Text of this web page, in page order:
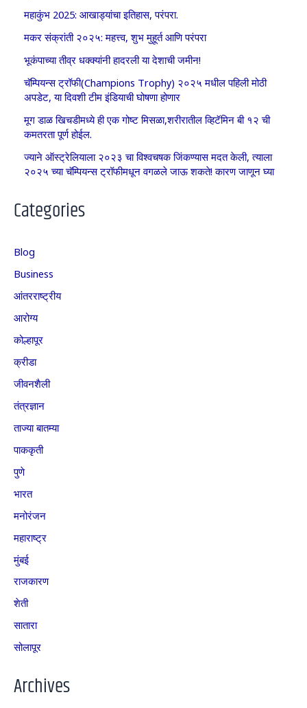
महाकुंभ 2025: आखाड्यांचा इतिहास, परंपरा.
मकर संक्रांती २०२५: महत्त्व, शुभ मुहूर्त आणि परंपरा
भूकंपाच्या तीव्र धक्क्यांनी हादरली या देशाची जमीन!
चॅम्पियन्स ट्रॉफी(Champions Trophy) २०२५ मधील पहिली मोठी
अपडेट, या दिवशी टीम इंडियाची घोषणा होणार
मूग डाळ खिचडीमध्ये ही एक गोष्ट मिसळा,शरीरातील व्हिटॅमिन बी १२ ची
कमतरता पूर्ण होईल.
ज्याने ऑस्ट्रेलियाला २०२३ चा विश्वचषक जिंकण्यास मदत केली, त्याला
२०२५ च्या चॅम्पियन्स ट्रॉफीमधून वगळले जाऊ शकते! कारण जाणून घ्या
Categories
Blog
Business
आंतरराष्ट्रीय
आरोग्य
कोल्हापूर
क्रीडा
जीवनशैली
तंत्रज्ञान
ताज्या बातम्या
पाककृती
पुणे
भारत
मनोरंजन
महाराष्ट्र
मुंबई
राजकारण
शेती
सातारा
सोलापूर
Archives